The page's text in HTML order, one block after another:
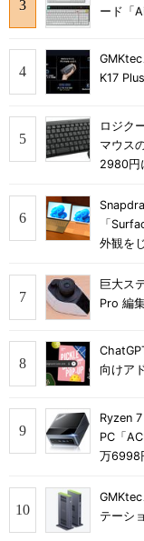
ード「
K17
ロジク
マウス
2980円
「
外観を
巨大ス
Pro 編
向けア
Ryzen
PC「
万6998
テーシ